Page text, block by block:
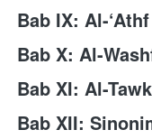
Bab IX: Al-‘Athf
Bab X: Al-
Bab XI: Al-
Bab XII: